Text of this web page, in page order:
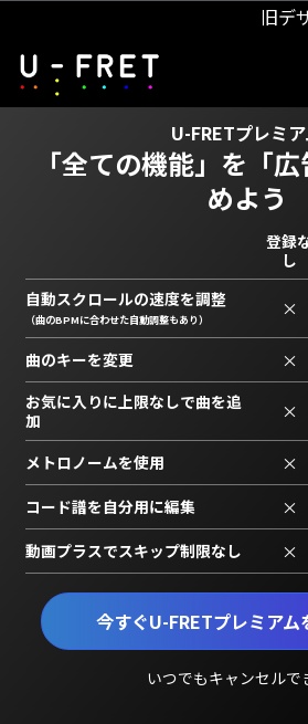
旧デ
U-FRETプレミ
「全ての機能」を 「
めよう
今すぐU-FRETプレミアム
いつでもキャンセルで
登録
し
自動スクロールの速度を調整
（曲のBPMに合わせた自動調整もあり） ×
曲のキーを変更 ×
お気に入りに上限なしで曲を追
加
×
メトロノームを使用 ×
コード譜を自分用に編集 ×
動画プラスでスキップ制限なし ×